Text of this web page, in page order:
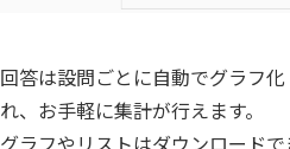
回答は設問ごとに自動でグラフ
れ、お手軽に集計が行えます。